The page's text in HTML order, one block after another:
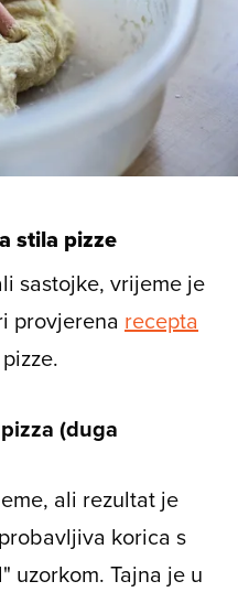
stila pizze
sastojke, vrijeme je
provjerena recepta
(duga
ali rezultat je
korica s
uzorkom. Tajna je u